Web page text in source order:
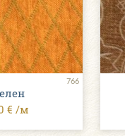
766
€ /м